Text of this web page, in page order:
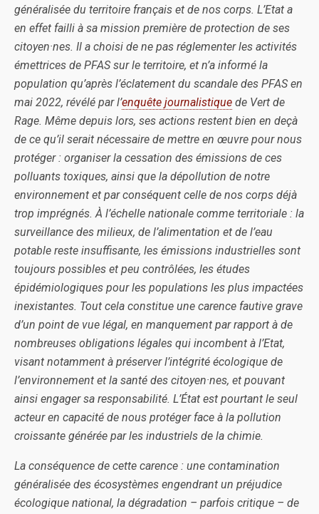
généralisée du territoire français et de nos corps. L’Etat a
en effet failli à sa mission première de protection de ses
citoyen·nes. Il a choisi de ne pas réglementer les activités
émettrices de PFAS sur le territoire, et n’a informé la
population qu’après l’éclatement du scandale des PFAS en
mai 2022, révélé par l’enquête journalistique de Vert de
Rage. Même depuis lors, ses actions restent bien en deçà
de ce qu’il serait nécessaire de mettre en œuvre pour nous
protéger : organiser la cessation des émissions de ces
polluants toxiques, ainsi que la dépollution de notre
environnement et par conséquent celle de nos corps déjà
trop imprégnés. À l’échelle nationale comme territoriale : la
surveillance des milieux, de l’alimentation et de l’eau
potable reste insuffisante, les émissions industrielles sont
toujours possibles et peu contrôlées, les études
épidémiologiques pour les populations les plus impactées
inexistantes. Tout cela constitue une carence fautive grave
d’un point de vue légal, en manquement par rapport à de
nombreuses obligations légales qui incombent à l’Etat,
visant notamment à préserver l’intégrité écologique de
l’environnement et la santé des citoyen·nes, et pouvant
ainsi engager sa responsabilité. L’État est pourtant le seul
acteur en capacité de nous protéger face à la pollution
croissante générée par les industriels de la chimie.
La conséquence de cette carence : une contamination
généralisée des écosystèmes engendrant un préjudice
écologique national, la dégradation – parfois critique – de